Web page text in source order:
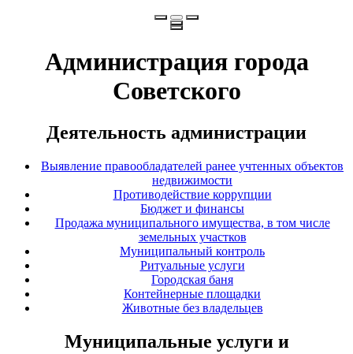
Администрация города
Советского
Деятельность администрации
Выявление правообладателей ранее учтенных объектов
недвижимости
Противодействие коррупции
Бюджет и финансы
Продажа муниципального имущества, в том числе
земельных участков
Муниципальный контроль
Ритуальные услуги
Городская баня
Контейнерные площадки
Животные без владельцев
Муниципальные услуги и